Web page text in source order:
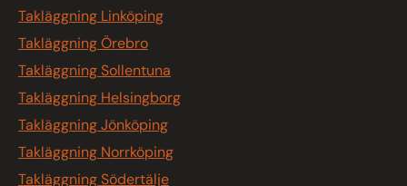
Takläggning Linköping
Takläggning Örebro
Takläggning Sollentuna
Takläggning Helsingborg
Takläggning Jönköping
Takläggning Norrköping
Takläggning Södertälje